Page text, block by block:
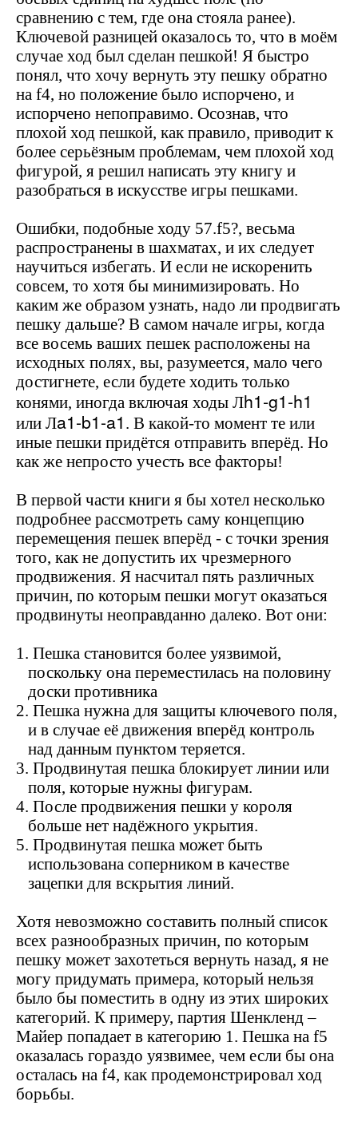
сравнению с тем, где она стояла ранее).
Ключевой разницей оказалось то, что в моём
случае ход был сделан пешкой! Я быстро
понял, что хочу вернуть эту пешку обратно
на f4, но положение было испорчено, и
испорчено непоправимо. Осознав, что
плохой ход пешкой, как правило, приводит к
более серьёзным проблемам, чем плохой ход
фигурой, я решил написать эту книгу и
разобраться в искусстве игры пешками.
Ошибки, подобные ходу 57.f5?, весьма
распространены в шахматах, и их следует
научиться избегать. И если не искоренить
совсем, то хотя бы минимизировать. Но
каким же образом узнать, надо ли продвигать
пешку дальше? В самом начале игры, когда
все восемь ваших пешек расположены на
исходных полях, вы, разумеется, мало чего
достигнете, если будете ходить только
конями, иногда включая ходы Лh1-g1-h1
или Лa1-b1-a1 . В какой-то момент те или
иные пешки придётся отправить вперёд. Но
как же непросто учесть все факторы!
В первой части книги я бы хотел несколько
подробнее рассмотреть саму концепцию
перемещения пешек вперёд - с точки зрения
того, как не допустить их чрезмерного
продвижения. Я насчитал пять различных
причин, по которым пешки могут оказаться
продвинуты неоправданно далеко. Вот они:
1. Пешка становится более уязвимой,
поскольку она переместилась на половину
доски противника
2. Пешка нужна для защиты ключевого поля,
и в случае её движения вперёд контроль
над данным пунктом теряется.
3. Продвинутая пешка блокирует линии или
поля, которые нужны фигурам.
4. После продвижения пешки у короля
больше нет надёжного укрытия.
5. Продвинутая пешка может быть
использована соперником в качестве
зацепки для вскрытия линий.
Хотя невозможно составить полный список
всех разнообразных причин, по которым
пешку может захотеться вернуть назад, я не
могу придумать примера, который нельзя
было бы поместить в одну из этих широких
категорий. К примеру, партия Шенкленд –
Майер попадает в категорию 1. Пешка на f5
оказалась гораздо уязвимее, чем если бы она
осталась на f4, как продемонстрировал ход
борьбы.